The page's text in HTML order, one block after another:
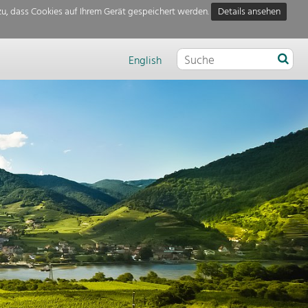
dass Cookies auf Ihrem Gerät gespeichert werden.
Details ansehen
English